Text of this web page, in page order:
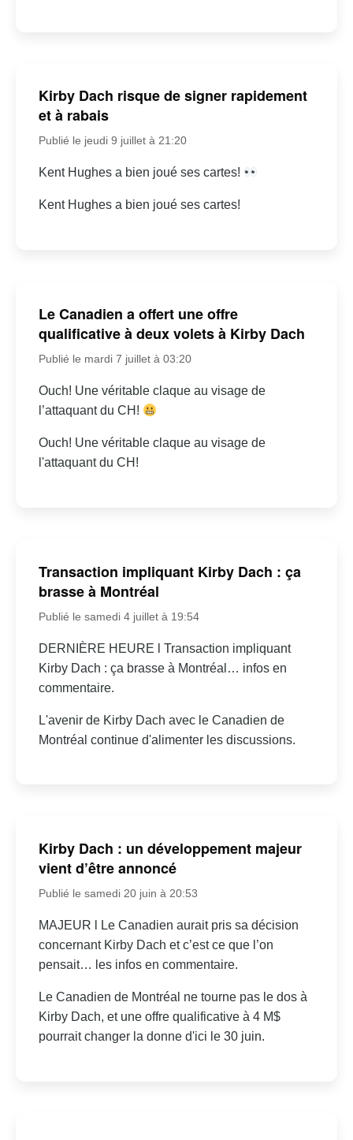
Kirby Dach risque de signer rapidement
et à rabais
Publié le jeudi 9 juillet à 21:20
Kent Hughes a bien joué ses cartes!
Kent Hughes a bien joué ses cartes!
Le Canadien a offert une offre
qualificative à deux volets à Kirby Dach
Publié le mardi 7 juillet à 03:20
Ouch! Une véritable claque au visage de
l’attaquant du CH!
Ouch! Une véritable claque au visage de
l'attaquant du CH!
Transaction impliquant Kirby Dach : ça
brasse à Montréal
Publié le samedi 4 juillet à 19:54
DERNIÈRE HEURE l Transaction impliquant
Kirby Dach : ça brasse à Montréal… infos en
commentaire.
L'avenir de Kirby Dach avec le Canadien de
Montréal continue d'alimenter les discussions.
Kirby Dach : un développement majeur
vient d’être annoncé
Publié le samedi 20 juin à 20:53
MAJEUR l Le Canadien aurait pris sa décision
concernant Kirby Dach et c’est ce que l’on
pensait… les infos en commentaire.
Le Canadien de Montréal ne tourne pas le dos à
Kirby Dach, et une offre qualificative à 4 M$
pourrait changer la donne d'ici le 30 juin.